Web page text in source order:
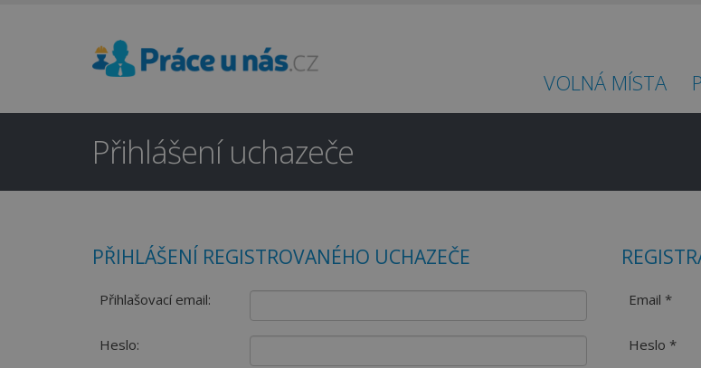
VOLNÁ MÍSTA
Přihlášení uchazeče
PŘIHLÁŠENÍ REGISTROVANÉHO UCHAZEČE
Přihlašovací email:
Heslo:
Email *
Heslo *